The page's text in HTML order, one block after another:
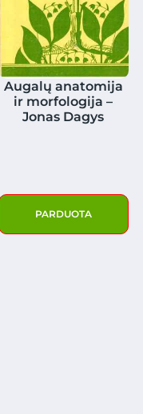
Augalų anatomija
ir morfologija –
Jonas Dagys
PARDUOTA